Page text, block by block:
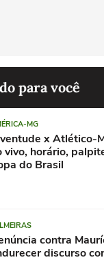
para você
MG
x Atlético-
vivo, horário,
do Brasil
contra
discurso